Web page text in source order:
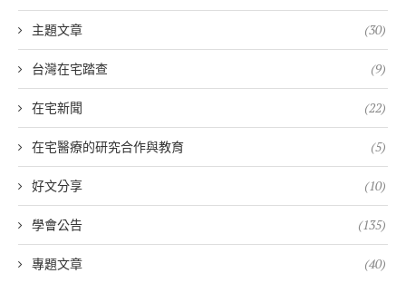
主題文章 (30)
台灣在宅踏查 (9)
在宅新聞 (22)
在宅醫療的研究合作與教育 (5)
好文分享 (10)
學會公告 (135)
專題文章 (40)